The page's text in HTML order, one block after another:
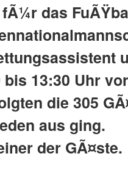
das
13:30 Uhr
die 305
aus ging.
der GÃ¤ste.